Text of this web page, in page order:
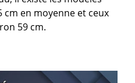
cm en moyenne et ceux
59 cm.